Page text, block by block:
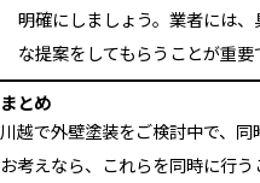
明確にしましょう。業者には
な提案をしてもらうことが重要
まとめ
川越で外壁塗装をご検討中で、
お考えなら、これらを同時に行う